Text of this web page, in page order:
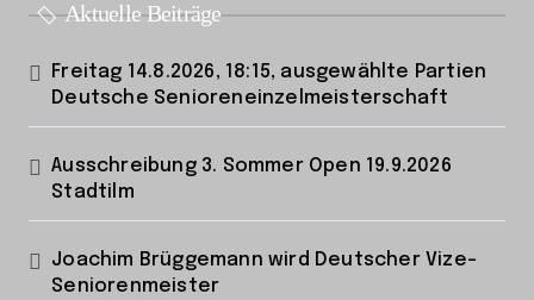
Aktuelle Beiträge
Freitag 14.8.2026, 18:15, ausgewählte Partien
Deutsche Senioreneinzelmeisterschaft
Ausschreibung 3. Sommer Open 19.9.2026
Stadtilm
Joachim Brüggemann wird Deutscher Vize-
Seniorenmeister